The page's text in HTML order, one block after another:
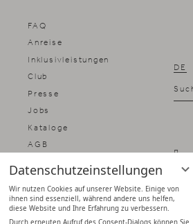
Datenschutzeinstellungen
Wir nutzen Cookies auf unserer Website. Einige von
ihnen sind essenziell, während andere uns helfen,
diese Website und Ihre Erfahrung zu verbessern.
FAQ
Anreise
Inklusivleistungen
Club
Presse
Jobs
Kataloge
AGB
Datenschutz­einstellungen
Suche
DE